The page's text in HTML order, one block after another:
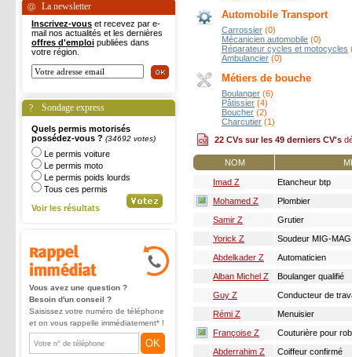
La newsletter
Inscrivez-vous et recevez par e-
mail nos actualités et les dernières
offres d'emploi publiées dans
votre région.
Sondage express
Quels permis motorisés
possédez-vous ? (34692 votes)
Le permis voiture
Le permis moto
Le permis poids lourds
Tous ces permis
Voir les résultats
Vous avez une question ?
Besoin d'un conseil ?
Saisissez votre numéro de téléphone
et on vous rappelle immédiatement* !
OK
Automobile Transport
Carrossier (0)
Mécanicien automobile (0)
Réparateur cycles et motocycles
Ambulancier (0)
Métiers de bouche
Boulanger (6)
Pâtissier (4)
Boucher (2)
Charcutier (1)
22 CVs sur les 49 derniers CV's
NOM
Imad Z
Etancheur btp
Mohamed Z
Plombier
Samir Z
Grutier
Yorick Z
Soudeur MIG-MAG
Abdelkader Z
Automaticien
Alban Michel Z
Boulanger qualifié
Guy Z
Conducteur de
Rémi Z
Menuisier
Françoise Z
Couturière pour
Abderrahim Z
Coiffeur confirmé